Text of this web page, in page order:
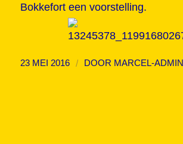
Bokkefort een voorstelling.
23 MEI 2016 / DOOR MARCEL-ADMIN